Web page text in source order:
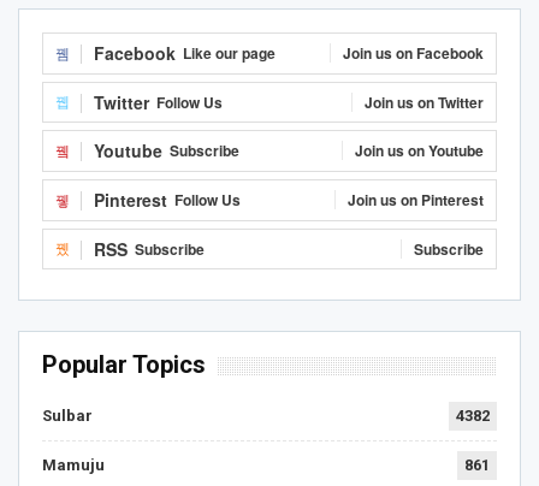
Facebook Like our page Join us on Facebook
Twitter Follow Us Join us on Twitter
Youtube Subscribe Join us on Youtube
Pinterest Follow Us Join us on Pinterest
RSS Subscribe Subscribe
Popular Topics
Sulbar 4382
Mamuju 861